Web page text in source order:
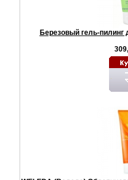
Березовый гель-